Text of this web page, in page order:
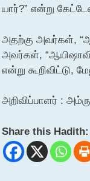
யார்?” என்று
அதற்கு அவர்கள்,
அவர்கள்,
என்று கூறிவிட்டு,
அறிவிப்பாளர் :
Share this Hadith: